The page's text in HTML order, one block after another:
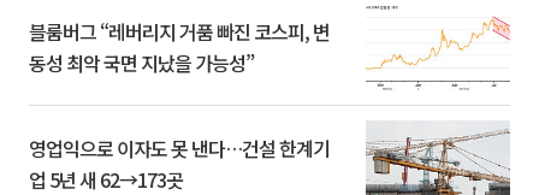
블룸버그 “레버리지 거품 빠진 코스피, 변
동성 최악 국면 지났을 가능성”
영업익으로 이자도 못 낸다…건설 한계기
업 5년 새 62→173곳